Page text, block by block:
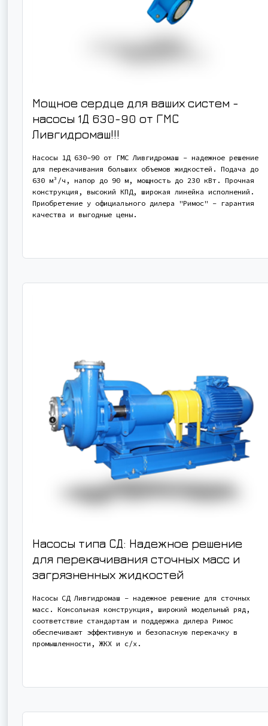
Мощное сердце для ваших систем -
насосы 1Д 630-90 от ГМС
Ливгидромаш!!!
Насосы 1Д 630-90 от ГМС Ливгидромаш - надежное решение
для перекачивания больших объемов жидкостей. Подача до
630 м³/ч, напор до 90 м, мощность до 230 кВт. Прочная
конструкция, высокий КПД, широкая линейка исполнений.
Приобретение у официального дилера "Римос" - гарантия
качества и выгодные цены.
Насосы типа СД: Надежное решение
для перекачивания сточных масс и
загрязненных жидкостей
Насосы СД Ливгидромаш – надежное решение для сточных
масс. Консольная конструкция, широкий модельный ряд,
соответствие стандартам и поддержка дилера Римос
обеспечивают эффективную и безопасную перекачку в
промышленности, ЖКХ и с/х.